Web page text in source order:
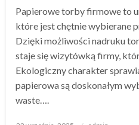
Papierowe torby firmowe to
które jest chętnie wybierane
Dzięki możliwości nadruku
staje się wizytówką firmy,
Ekologiczny charakter
papierowa są doskonałym
waste….
Opublikowane